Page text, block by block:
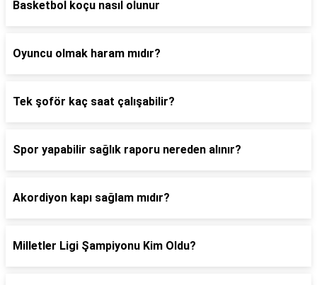
Basketbol koçu nasıl olunur
Oyuncu olmak haram mıdır?
Tek şoför kaç saat çalışabilir?
Spor yapabilir sağlık raporu nereden alınır?
Akordiyon kapı sağlam mıdır?
Milletler Ligi Şampiyonu Kim Oldu?